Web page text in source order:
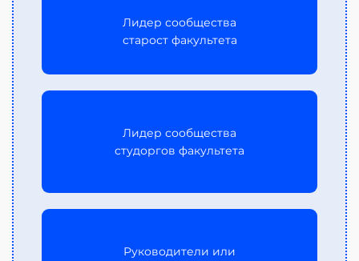
Лидер сообщества
старост факультета
Лидер сообщества
студоргов факультета
Руководители или